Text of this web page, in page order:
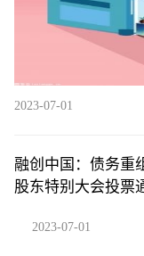
2023-07-01
融创中国：债务重
股东特别大会投票
2023-07-01